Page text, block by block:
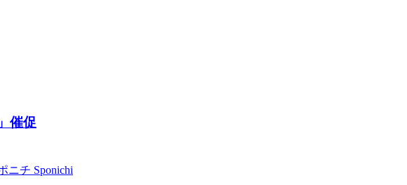
催促
ニチ Sponichi